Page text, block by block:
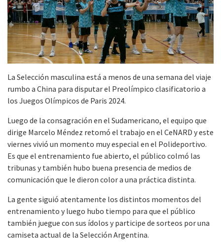
La Selección masculina está a menos de una semana del viaje
rumbo a China para disputar el Preolímpico clasificatorio a
los Juegos Olímpicos de Paris 2024.
Luego de la consagración en el Sudamericano, el equipo que
dirige Marcelo Méndez retomó el trabajo en el CeNARD y este
viernes vivió un momento muy especial en el Polideportivo.
Es que el entrenamiento fue abierto, el público colmó las
tribunas y también hubo buena presencia de medios de
comunicación que le dieron color a una práctica distinta.
La gente siguió atentamente los distintos momentos del
entrenamiento y luego hubo tiempo para que el público
también juegue con sus ídolos y participe de sorteos por una
camiseta actual de la Selección Argentina.